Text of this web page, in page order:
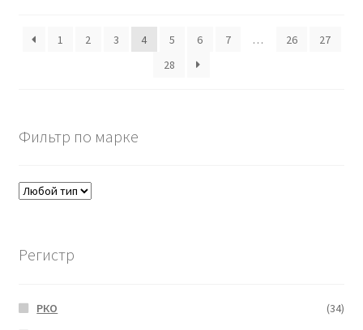
1 2 3 4 5 6 7 … 26
27
28
Фильтр по марке
Регистр
РКО
(34)